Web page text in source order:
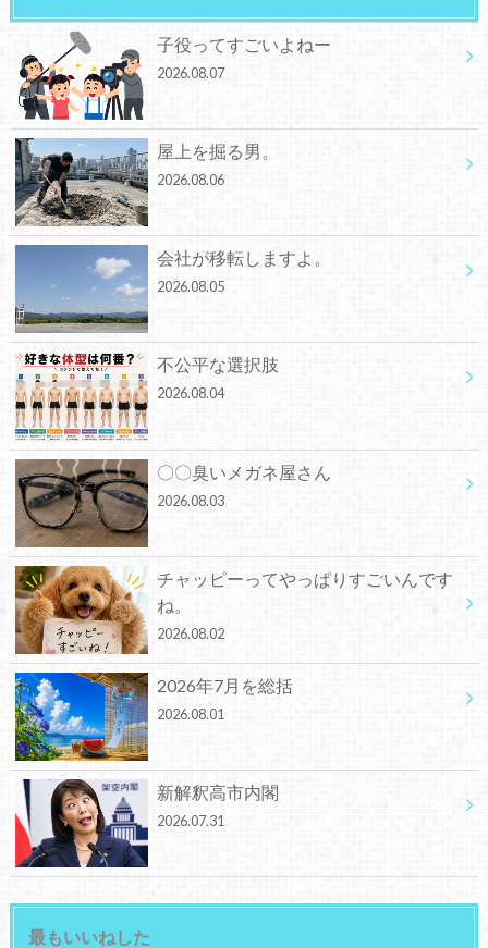
子役ってすごいよねー
2026.08.07
屋上を掘る男。
2026.08.06
会社が移転しますよ。
2026.08.05
不公平な選択肢
2026.08.04
〇〇臭いメガネ屋さん
2026.08.03
チャッピーってやっぱりすごいんです
ね。
2026.08.02
2026年7月を総括
2026.08.01
新解釈高市内閣
2026.07.31
最もいいねした